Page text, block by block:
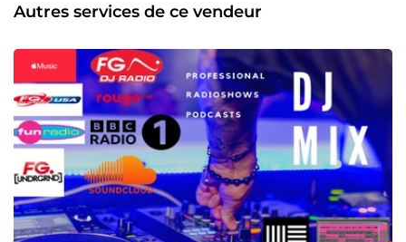
Autres services de ce vendeur